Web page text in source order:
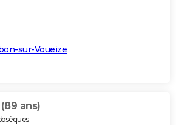
sur-Voueize
(89 ans)